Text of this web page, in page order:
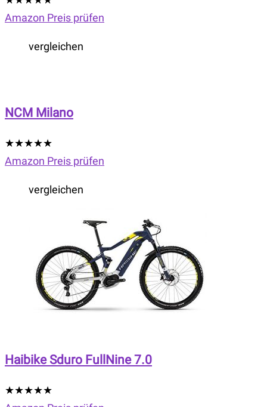
Amazon Preis prüfen
vergleichen
NCM Milano
★★★★★
Amazon Preis prüfen
vergleichen
Haibike Sduro FullNine 7.0
★★★★★